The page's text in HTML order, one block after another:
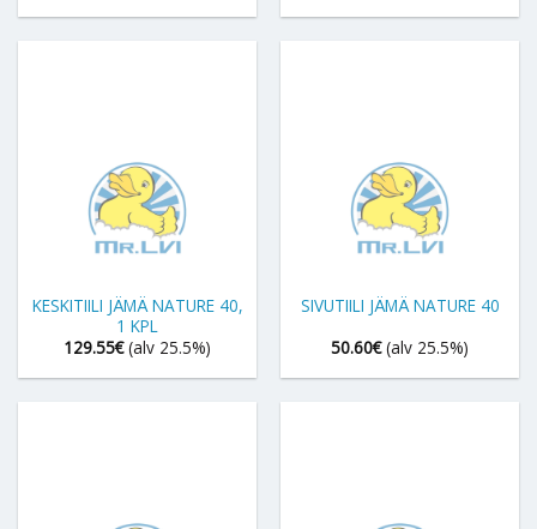
KESKITIILI JÄMÄ NATURE 40,
1 KPL
129.55€ (alv 25.5%)
SIVUTIILI JÄMÄ NATURE 40
50.60€ (alv 25.5%)